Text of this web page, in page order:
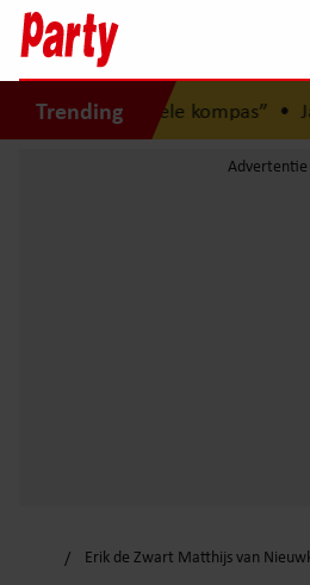
Trending
zus is mijn morele kompas”•
Erik de Zwart Matthijs van